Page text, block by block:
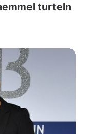
turteln